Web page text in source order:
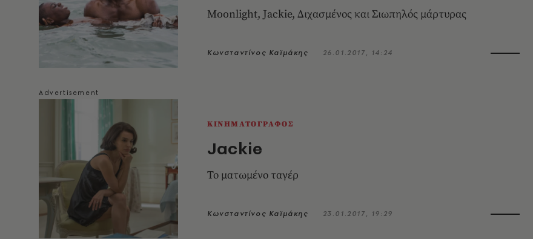
Moonlight, Jackie, Διχασμένος και Σιωπηλός μάρτυρας
Κωνσταντίνος Καϊμάκης 26.01.2017, 14:24
ΚΙΝΗΜΑΤΟΓΡΑΦΟΣ
Jackie
Το ματωμένο ταγέρ
Κωνσταντίνος Καϊμάκης 23.01.2017, 19:29